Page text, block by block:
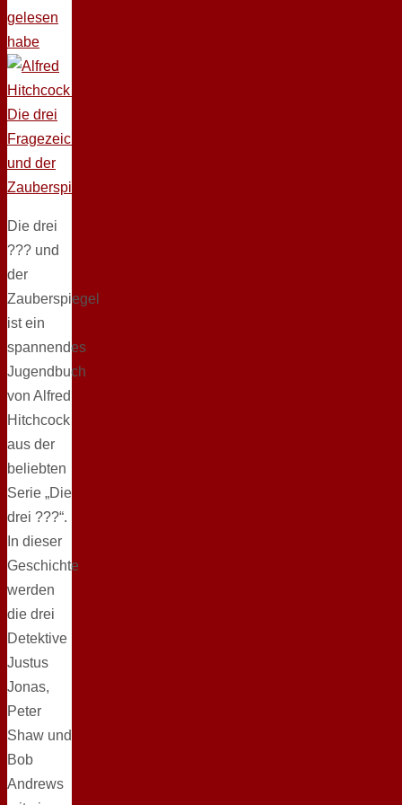
gelesen
habe
Die drei
??? und
der
Zauberspiegel
ist ein
spannendes
Jugendbuch
von Alfred
Hitchcock
aus der
beliebten
Serie „Die
drei ???“.
In dieser
Geschichte
werden
die drei
Detektive
Justus
Jonas,
Peter
Shaw und
Bob
Andrews